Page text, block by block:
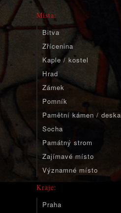
Místa:
Bitva
Zřícenina
Kaple / kostel
Hrad
Zámek
Pomník
Pamětní kámen / deska
Socha
Památný strom
Zajímavé místo
Významné místo
Kraje:
Praha